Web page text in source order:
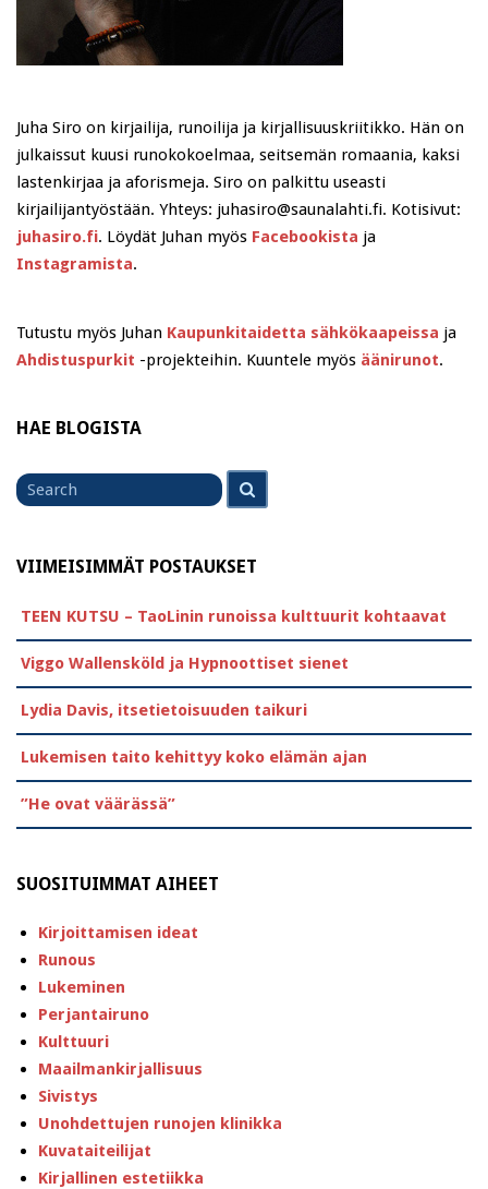
Juha Siro on kirjailija, runoilija ja kirjallisuuskriitikko. Hän on
julkaissut kuusi runokokoelmaa, seitsemän romaania, kaksi
lastenkirjaa ja aforismeja. Siro on palkittu useasti
kirjailijantyöstään. Yhteys: juhasiro@saunalahti.fi. Kotisivut:
juhasiro.fi. Löydät Juhan myös Facebookista ja
Instagramista.
Tutustu myös Juhan Kaupunkitaidetta sähkökaapeissa ja
Ahdistuspurkit -projekteihin. Kuuntele myös äänirunot.
HAE BLOGISTA
Search
for
VIIMEISIMMÄT POSTAUKSET
TEEN KUTSU – TaoLinin runoissa kulttuurit kohtaavat
Viggo Wallensköld ja Hypnoottiset sienet
Lydia Davis, itsetietoisuuden taikuri
Lukemisen taito kehittyy koko elämän ajan
”He ovat väärässä”
SUOSITUIMMAT AIHEET
Kirjoittamisen ideat
Runous
Lukeminen
Perjantairuno
Kulttuuri
Maailmankirjallisuus
Sivistys
Unohdettujen runojen klinikka
Kuvataiteilijat
Kirjallinen estetiikka